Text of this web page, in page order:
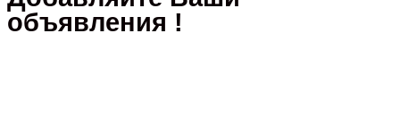
объявления !